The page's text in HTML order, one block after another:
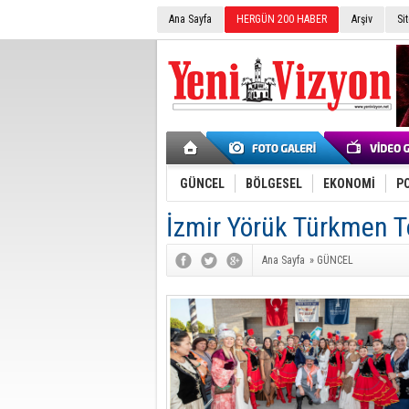
Ana Sayfa HERGÜN 200 HABER Arşiv
GÜNCEL BÖLGESEL EKONOMİ
İzmir Yörük Türkmen
Ana Sayfa » GÜNCEL